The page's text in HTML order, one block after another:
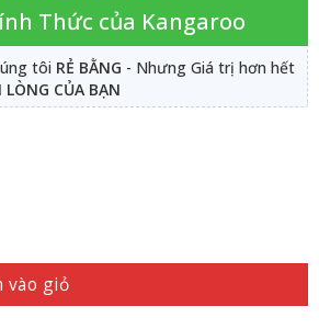
Thức của Kangaroo
tôi RẺ BẰNG - Nhưng Giá trị hơn hết
LÒNG CỦA BẠN
vào giỏ